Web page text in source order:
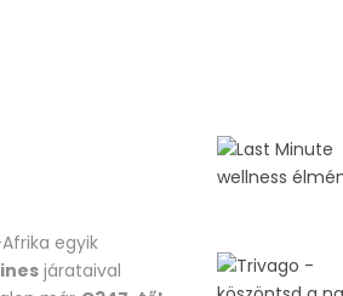
egyik
járataival